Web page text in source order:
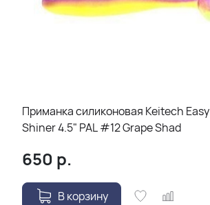
Приманка силиконовая Keitech Easy
Shiner 4.5" PAL #12 Grape Shad
650 р.
В корзину